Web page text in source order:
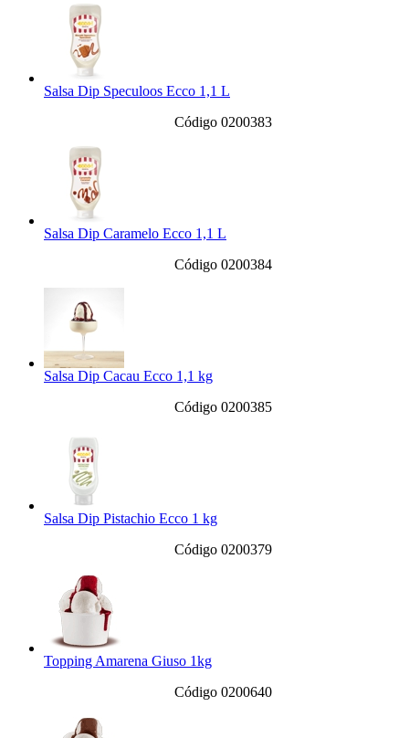
Salsa Dip Speculoos Ecco 1,1 L
Código 0200383
Salsa Dip Caramelo Ecco 1,1 L
Código 0200384
Salsa Dip Cacau Ecco 1,1 kg
Código 0200385
Salsa Dip Pistachio Ecco 1 kg
Código 0200379
Topping Amarena Giuso 1kg
Código 0200640